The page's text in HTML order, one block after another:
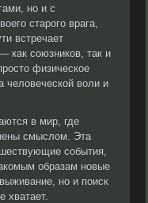
но и с
старого врага,
встречает
как союзников, так и
физическое
человеческой воли и
в мир, где
смыслом. Эта
события,
образам новые
но и поиск
хватает.